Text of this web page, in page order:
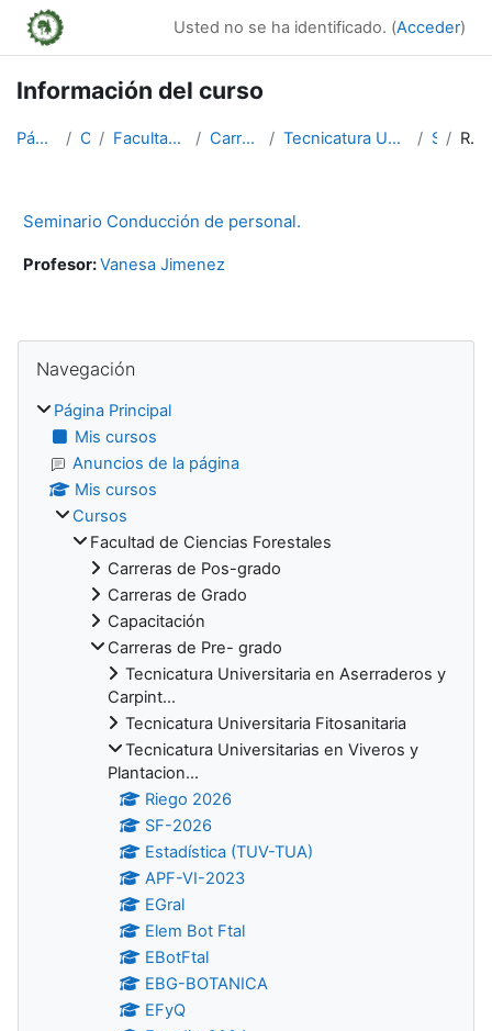
Salta al contenido principal
Usted no se ha identificado. (Acceder)
Información del curso
Página Principal Cursos Facultad de Ciencias Forestales Carreras de Pre- grado Tecnicatura Universitarias en Viveros y Plantacion... SCdP Resumen
Seminario Conducción de personal.
Profesor:Vanesa Jimenez
Bloques
Navegación
Página Principal
Mis cursos
Anuncios de la página
Mis cursos
Cursos
Facultad de Ciencias Forestales
Carreras de Pos-grado
Carreras de Grado
Capacitación
Carreras de Pre- grado
Tecnicatura Universitaria en Aserraderos y
Carpint...
Tecnicatura Universitaria Fitosanitaria
Tecnicatura Universitarias en Viveros y
Plantacion...
Riego 2026
SF-2026
Estadística (TUV-TUA)
APF-VI-2023
EGral
Elem Bot Ftal
EBotFtal
EBG-BOTANICA
EFyQ